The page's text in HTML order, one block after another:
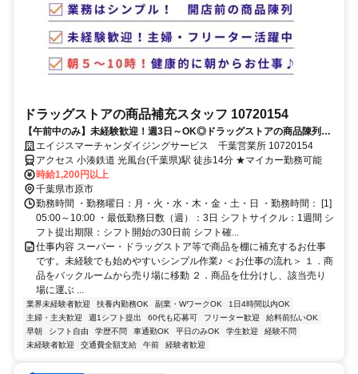
ドラッグストアの商品補充スタッフ 10720154
【午前中のみ】未経験歓迎！週3日～OK◎ドラッグストアの商品陳列ス
タッフ
エイジスマーチャンダイジングサービス 千葉営業所 10720154
アクセス 小湊鉄道 光風台(千葉県)駅 徒歩14分 ★マイカー勤務可能
時給1,200円以上
千葉県市原市
勤務時間 ・勤務曜日：月・火・水・木・金・土・日 ・勤務時間： [1]
05:00～10:00 ・最低勤務日数（週）：3日 シフトサイクル：1週間 シ
フト提出期限：シフト開始の30日前 シフト確...
仕事内容 スーパー・ドラッグストア等で商品を棚に補充するお仕事
です。未経験でも始めやすいシンプル作業♪ ＜お仕事の流れ＞ １．商
品をバックルームから売り場に移動 ２．商品を仕分けし、該当売り
場に運ぶ ...
業界未経験者歓迎 扶養内勤務OK 副業・WワークOK
1日4時間以内OK
主婦・主夫歓迎
週1シフト提出 60代も応募可 フリーター歓迎
給料前払いOK
早朝
シフト自由 学歴不問 車通勤OK 平日のみOK 学生歓迎
経験不問
未経験者歓迎
交通費全額支給 午前 経験者歓迎